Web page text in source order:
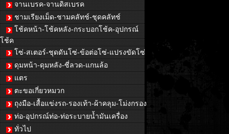
จานเบรค-จานดิสเบรค
ชามเรียงเม็ด-ชามคลัทช์-ชุดคลัทช์
โช้คหน้า-โช้คหลัง-กระบอกโช้ค-อุปกรณ์
โช้ค
โซ่-สเตอร์-ชุดดันโซ่-ข้อต่อโซ่-แปรงขัดโซ่
ดุมหน้า-ดุมหลัง-ซี่ลวด-แกนล้อ
แตร
ตะขอเกี่ยวหมวก
ถุงมือ-เสื้อแข่งรถ-รองเท้า-ผ้าคลุม-โม่งกรอง
ท่อ-อุปกรณ์ท่อ-ท่อระบายน้ำมันเครื่อง
ทั่วไป